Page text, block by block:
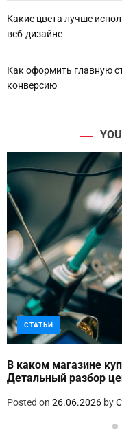
Какие цвета лучше
веб-дизайне
Как оформить главную
конверсию
СТАТЬИ
В каком магазине
Детальный разбор
Posted on 26.06.2026 by